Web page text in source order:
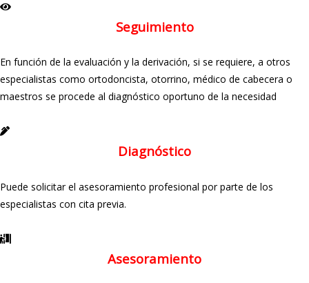
Seguimiento
En función de la evaluación y la derivación, si se requiere, a otros
especialistas como ortodoncista, otorrino, médico de cabecera o
maestros se procede al diagnóstico oportuno de la necesidad
Diagnóstico
Puede solicitar el asesoramiento profesional por parte de los
especialistas con cita previa.
Asesoramiento